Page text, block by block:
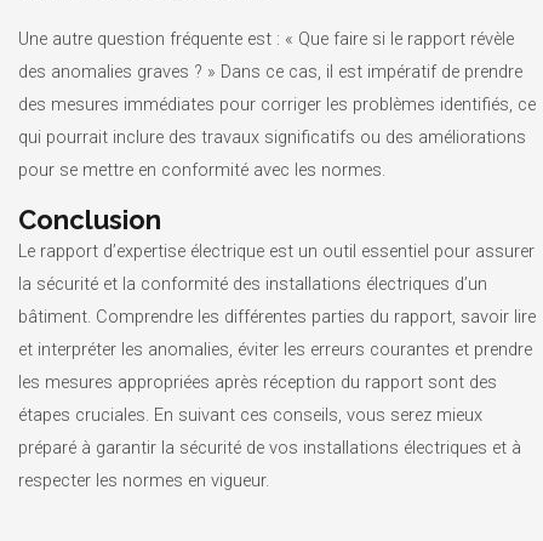
Une autre question fréquente est : « Que faire si le rapport révèle
des anomalies graves ? » Dans ce cas, il est impératif de prendre
des mesures immédiates pour corriger les problèmes identifiés, ce
qui pourrait inclure des travaux significatifs ou des améliorations
pour se mettre en conformité avec les normes.
Conclusion
Le rapport d’expertise électrique est un outil essentiel pour assurer
la sécurité et la conformité des installations électriques d’un
bâtiment. Comprendre les différentes parties du rapport, savoir lire
et interpréter les anomalies, éviter les erreurs courantes et prendre
les mesures appropriées après réception du rapport sont des
étapes cruciales. En suivant ces conseils, vous serez mieux
préparé à garantir la sécurité de vos installations électriques et à
respecter les normes en vigueur.